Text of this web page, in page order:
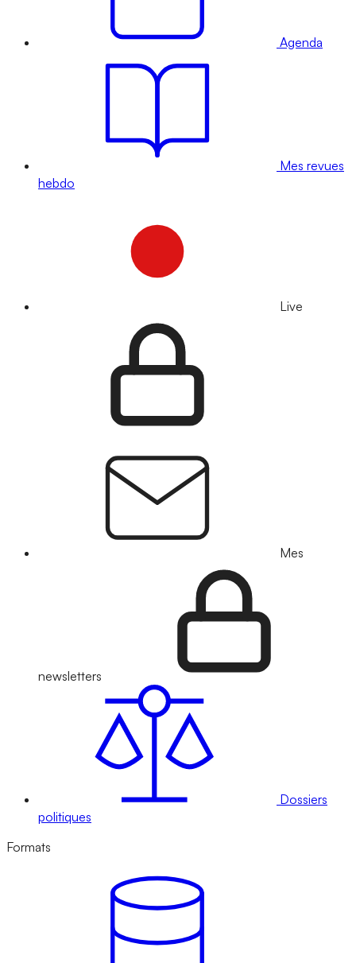
Agenda
Mes revues
hebdo
Live
Mes
newsletters
Dossiers
politiques
Formats